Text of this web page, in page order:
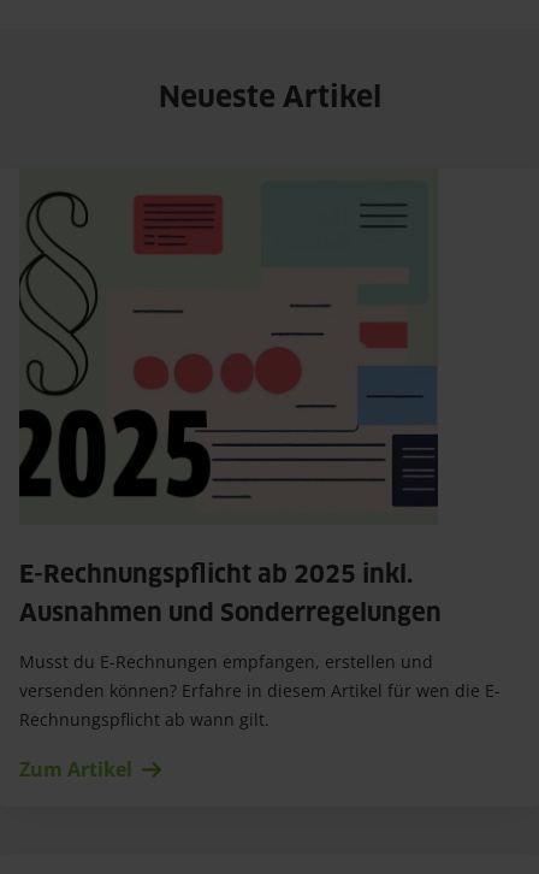
Neueste Artikel
E-Rechnungspflicht ab 2025 inkl.
Ausnahmen und Sonderregelungen
Musst du E-Rechnungen empfangen, erstellen und
versenden können? Erfahre in diesem Artikel für wen die E-
Rechnungspflicht ab wann gilt.
Zum Artikel